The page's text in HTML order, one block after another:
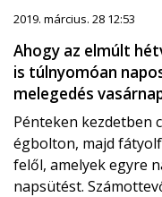
2019. március. 28 12:53
Ahogy az elmúlt
is túlnyomóan
melegedés
Pénteken kezdetben
égbolton, majd
felől, amelyek egyre
napsütést.